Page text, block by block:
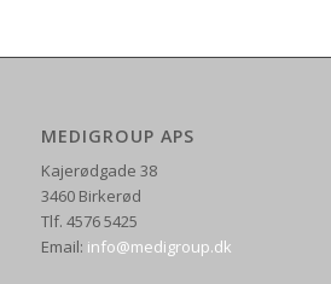
MEDIGROUP APS
Kajerødgade 38
3460 Birkerød
Tlf. 4576 5425
Email: info@medigroup.dk